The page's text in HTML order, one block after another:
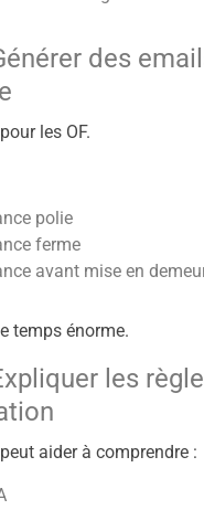
des
les OF.
polie
ferme
avant mise en
temps énorme.
les
aider à comprendre :